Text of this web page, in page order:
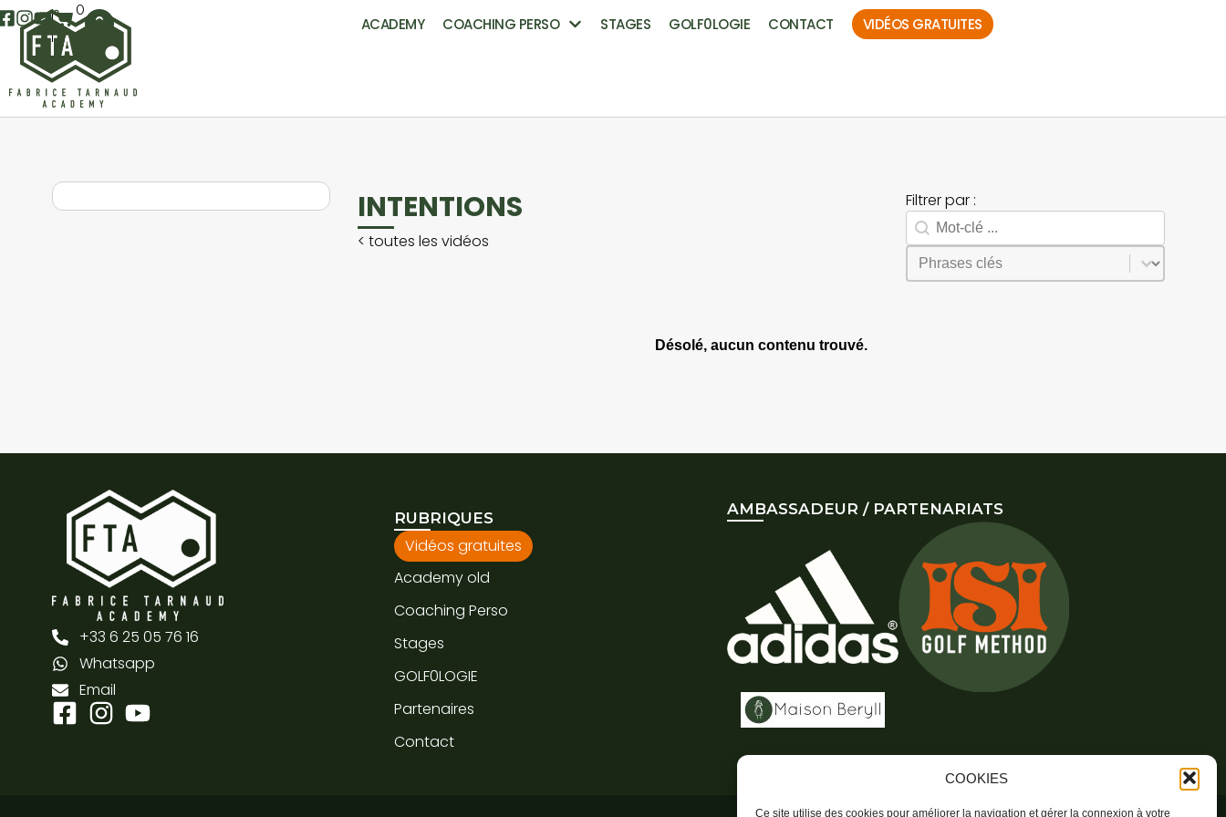
COOKIES
Ce site utilise des cookies pour améliorer la navigation et gérer la connexion à votre
ACADEMY COACHING PERSO STAGES GOLF0LOGIE CONTACT VIDÉOS GRATUITES
0
INTENTIONS
< toutes les vidéos
Filtrer par :
Search facet-2
Rechercher
Phrases
Sélectionnez le contenu
Désolé, aucun contenu trouvé.
+33 6 25 05 76 16
Whatsapp
Email
RUBRIQUES
Vidéos gratuites
Academy old
Coaching Perso
Stages
GOLF0LOGIE
Partenaires
Contact
AMBASSADEUR / PARTENARIATS